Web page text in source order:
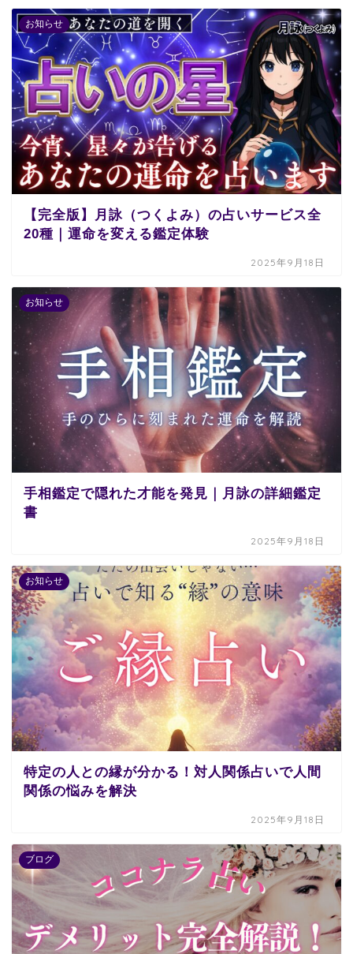
お知らせ
【完全版】月詠（つくよみ）の占いサービス全
20種｜運命を変える鑑定体験
2025年9月18日
お知らせ
手相鑑定で隠れた才能を発見｜月詠の詳細鑑定
書
2025年9月18日
お知らせ
特定の人との縁が分かる！対人関係占いで人間
関係の悩みを解決
2025年9月18日
ブログ